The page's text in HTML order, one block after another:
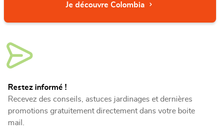
Je découvre Colombia
Restez informé !
Recevez des conseils, astuces jardinages et dernières
promotions gratuitement directement dans votre boite
mail.